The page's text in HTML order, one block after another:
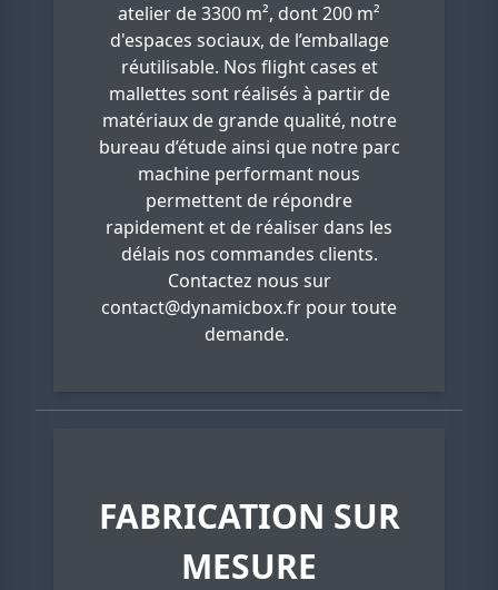
atelier de 3300 m², dont 200 m²
d'espaces sociaux, de l’emballage
réutilisable. Nos flight cases et
mallettes sont réalisés à partir de
matériaux de grande qualité, notre
bureau d’étude ainsi que notre parc
machine performant nous
permettent de répondre
rapidement et de réaliser dans les
délais nos commandes clients.
Contactez nous sur
contact@dynamicbox.fr pour toute
demande.
FABRICATION SUR
MESURE